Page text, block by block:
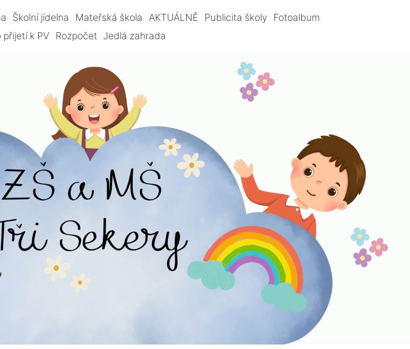
Školní jídelna Mateřská škola AKTUÁLNĚ Publicita školy
Fotoalbum
přijetí k PV Rozpočet Jedlá zahrada